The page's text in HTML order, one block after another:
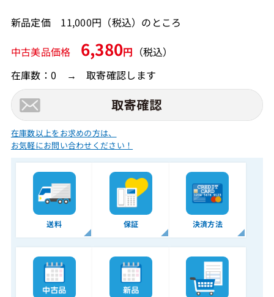
新品定価 11,000円（税込）のところ
中古美品価格 6,380円 （税込）
在庫数：0 → 取寄確認します
在庫数以上をお求めの方は、
お気軽にお問い合わせください！
送料 保証 決済方法